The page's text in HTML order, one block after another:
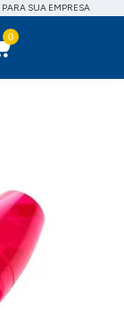
PARA SUA EMPRESA
0